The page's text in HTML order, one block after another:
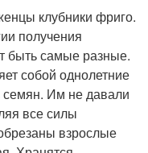
клубники фриго.
получения
быть самые разные.
собой однолетние
семян. Им не давали
все силы
взрослые